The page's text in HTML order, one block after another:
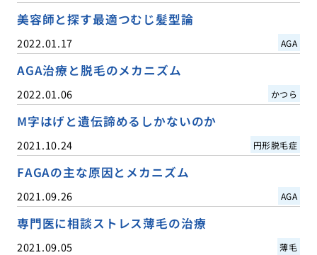
美容師と探す最適つむじ髪型論
2022.01.17 AGA
AGA治療と脱毛のメカニズム
2022.01.06 かつら
M字はげと遺伝諦めるしかないのか
2021.10.24 円形脱毛症
FAGAの主な原因とメカニズム
2021.09.26 AGA
専門医に相談ストレス薄毛の治療
2021.09.05 薄毛